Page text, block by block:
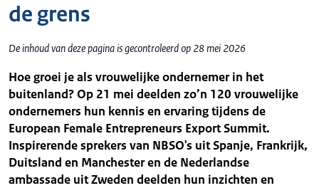
de grens
De inhoud van deze pagina is gecontroleerd op 28 mei 2026
Hoe groei je als vrouwelijke ondernemer in het
buitenland? Op 21 mei deelden zo’n 120 vrouwelijke
ondernemers hun kennis en ervaring tijdens de
European Female Entrepreneurs Export Summit.
Inspirerende sprekers van NBSO's uit Spanje, Frankrijk,
Duitsland en Manchester en de Nederlandse
ambassade uit Zweden deelden hun inzichten en